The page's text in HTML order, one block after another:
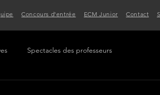
Concours d'entrée ECM Junior Contact
Spectacles des professeurs